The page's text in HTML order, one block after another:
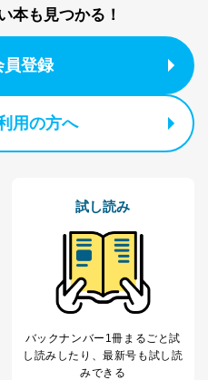
理者を設置し、個人情報保
情報を取得・アクセス・利
ビス
情報の利用目的は次のとお
利用目的
商品の配送のため
ール等による商品、サービ
ャンペーン等の広告の案内
本も見つかる！
員登録
用の方へ
試し読み
バックナンバー1冊まるごと試
し読み したり、最新号も試し読
みできる